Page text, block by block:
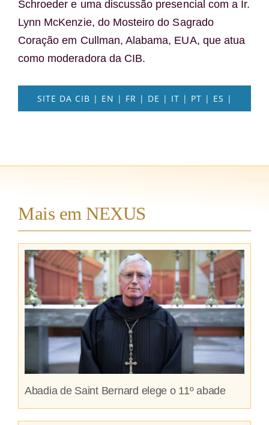
Schroeder e uma discussão presencial com a Ir.
Lynn McKenzie, do Mosteiro do Sagrado
Coração em Cullman, Alabama, EUA, que atua
como moderadora da CIB.
SITE DA CIB | EN | FR | DE | IT | PT | ES |
Mais em NEXUS
Abadia de Saint Bernard elege o 11º abade